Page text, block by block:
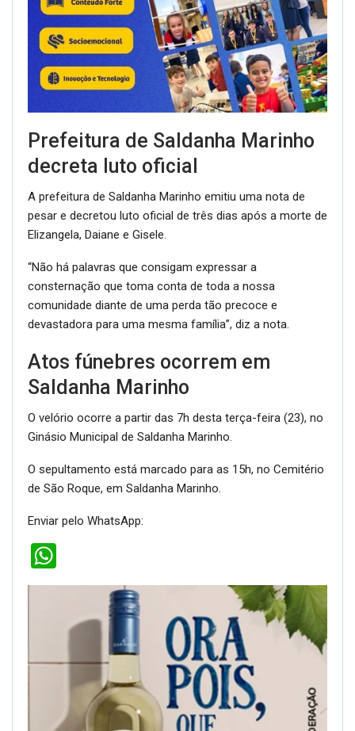
Prefeitura de Saldanha Marinho
decreta luto oficial
A prefeitura de Saldanha Marinho emitiu uma nota de
pesar e decretou luto oficial de três dias após a morte de
Elizangela, Daiane e Gisele.
“Não há palavras que consigam expressar a
consternação que toma conta de toda a nossa
comunidade diante de uma perda tão precoce e
devastadora para uma mesma família”, diz a nota.
Atos fúnebres ocorrem em
Saldanha Marinho
O velório ocorre a partir das 7h desta terça-feira (23), no
Ginásio Municipal de Saldanha Marinho.
O sepultamento está marcado para as 15h, no Cemitério
de São Roque, em Saldanha Marinho.
Enviar pelo WhatsApp: